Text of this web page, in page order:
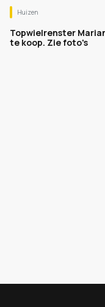
Huizen
Topwielrenster
te koop. Zie foto's